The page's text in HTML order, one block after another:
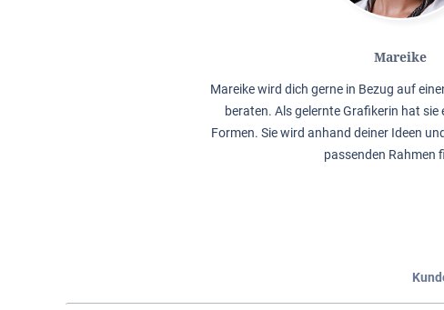
Mareike
Mareike wird dich gerne in Bezug auf
beraten. Als gelernte Grafikerin hat sie
Formen. Sie wird anhand deiner Ideen
passenden Rahmen